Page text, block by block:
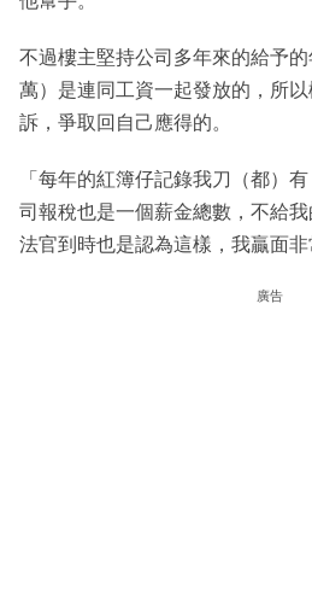
不過樓主堅持公司多年來的給予
萬）是連同工資一起發放的，所
訴，爭取回自己應得的。
「每年的紅簿仔記錄我刀（都）
司報稅也是一個薪金總數，不給
法官到時也是認為這樣，我贏面非
廣告